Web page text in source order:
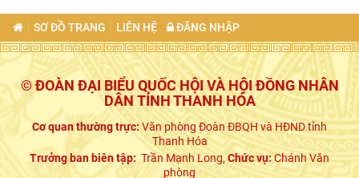
SƠ ĐỒ TRANG LIÊN HỆ ĐĂNG NHẬP
© ĐOÀN ĐẠI BIỂU QUỐC HỘI VÀ HỘI ĐỒNG NHÂN
DÂN TỈNH THANH HÓA
Cơ quan thường trực:Văn phòng Đoàn ĐBQH và HĐND tỉnh
Thanh Hóa
Trưởng ban biên tập: Trần Mạnh Long,Chức vụ:Chánh Văn
phòng